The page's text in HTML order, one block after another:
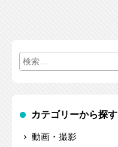
検
カテゴリーから探す
動画・撮影